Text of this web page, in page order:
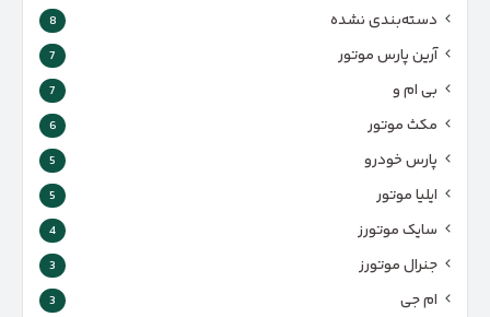
دسته‌بندی نشده 8
آرین پارس موتور 7
بی ام و 7
مکث موتور 6
پارس‌ خودرو 5
ایلیا موتور 5
سایک موتورز 4
جنرال موتورز 3
ام جی 3